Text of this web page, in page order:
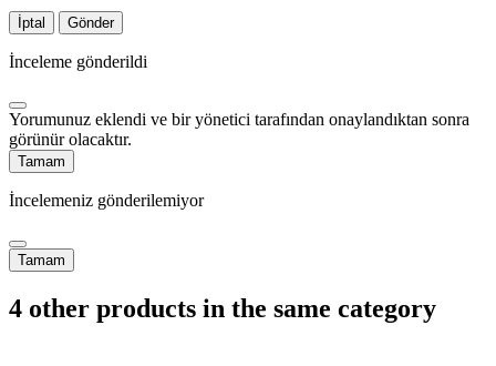
İptal Gönder
İnceleme gönderildi
Yorumunuz eklendi ve bir yönetici tarafından onaylandıktan sonra
görünür olacaktır.
Tamam
İncelemeniz gönderilemiyor
Tamam
4 other products in the same category